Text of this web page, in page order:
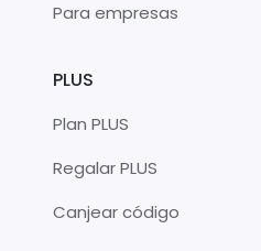
Para empresas
PLUS
Plan PLUS
Regalar PLUS
Canjear código